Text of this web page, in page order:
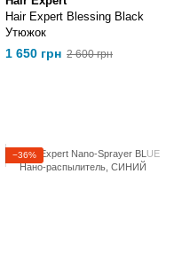
Hair Expert Blessing Black
Утюжок
1 650 грн 2 600 грн
−36%